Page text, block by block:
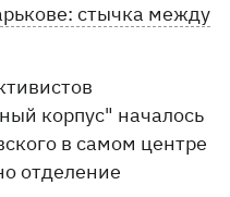
стычка между
корпус" началось
в самом центре
отделение